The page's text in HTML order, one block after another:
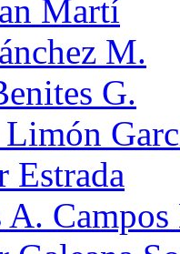
Martí
M.
G.
Estrada
A.